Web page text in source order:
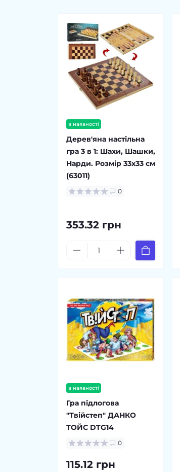
в наявності
Дерев'яна настільна
гра 3 в 1: Шахи, Шашки,
Нарди. Розмір 33х33 см
(63011)
0
353.32 грн
в наявності
Гра підлогова
"Твійстеп" ДАНКО
ТОЙС DTG14
0
115.12 грн